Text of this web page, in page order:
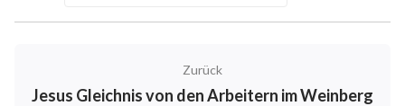
Zurück
Jesus Gleichnis von den Arbeitern im Weinberg